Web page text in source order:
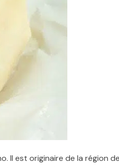
. Il est originaire de la région